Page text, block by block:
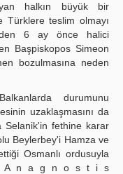
halkın büyük bir
teslim olmayı
6 ay önce halici
Başpiskopos Simeon
bozulmasına neden
durumunu
uzaklaşmasını da
Selanik'in fethine karar
Beylerbey'i Hamza ve
Osmanlı ordusuyla
A n a g n o s t i s